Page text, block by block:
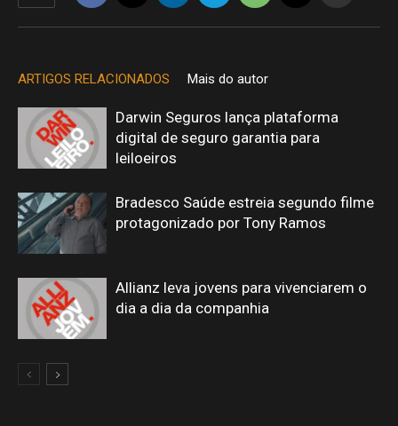
ARTIGOS RELACIONADOS Mais do autor
Darwin Seguros lança plataforma
digital de seguro garantia para
leiloeiros
Bradesco Saúde estreia segundo filme
protagonizado por Tony Ramos
Allianz leva jovens para vivenciarem o
dia a dia da companhia